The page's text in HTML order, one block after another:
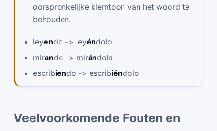
oorspronkelijke klemtoon van het woord te
behouden.
leyendo -> leyéndolo
mirando -> mirándola
escribiendo -> escribiéndolo
Veelvoorkomende Fouten en